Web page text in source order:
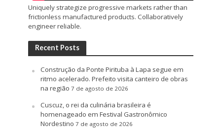
Uniquely strategize progressive markets rather than
frictionless manufactured products. Collaboratively
engineer reliable.
Recent Posts
Construção da Ponte Pirituba à Lapa segue em
ritmo acelerado. Prefeito visita canteiro de obras
na região 7 de agosto de 2026
Cuscuz, o rei da culinária brasileira é
homenageado em Festival Gastronômico
Nordestino 7 de agosto de 2026